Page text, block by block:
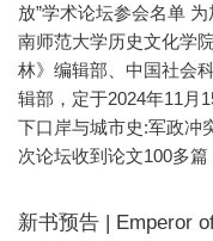
放”学术论坛参会名单
南师范大学历史文化学
林》编辑部、中国社会
辑部，定于2024年11月
下口岸与城市史:军政冲
次论坛收到论文100多
新书预告 | Emperor